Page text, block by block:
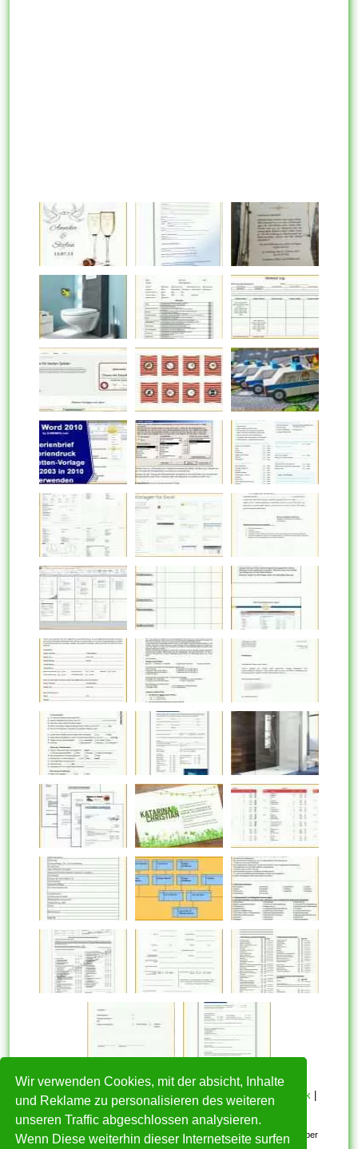
Wir verwenden Cookies, mit der absicht, Inhalte
und Reklame zu personalisieren des weiteren
unseren Traffic abgeschlossen analysieren.
Wenn Diese weiterhin dieser Internetseite surfen
HOME |Über mich| Datenschutzerklärung|Cookie Politik
Copyright
Nutzungsbedingungen
Alle eingereichten Inhalte bleiben dem ursprünglichen Copyright-Inhaber